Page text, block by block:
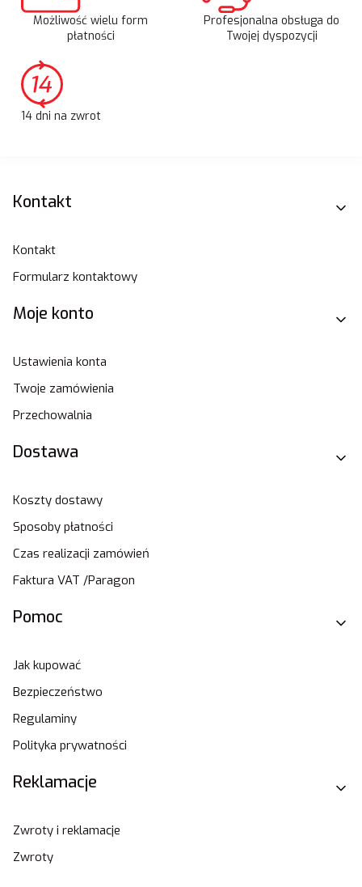
Możliwość wielu form
płatności
Profesjonalna obsługa do
Twojej dyspozycji
14 dni na zwrot
Linki w stopce
Kontakt
Kontakt
Formularz kontaktowy
Moje konto
Ustawienia konta
Twoje zamówienia
Przechowalnia
Dostawa
Koszty dostawy
Sposoby płatności
Czas realizacji zamówień
Faktura VAT /Paragon
Pomoc
Jak kupować
Bezpieczeństwo
Regulaminy
Polityka prywatności
Reklamacje
Zwroty i reklamacje
Zwroty